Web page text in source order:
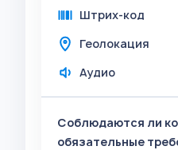
Штрих-код
Геолокация
Аудио
Соблюдаются ли
обязательные